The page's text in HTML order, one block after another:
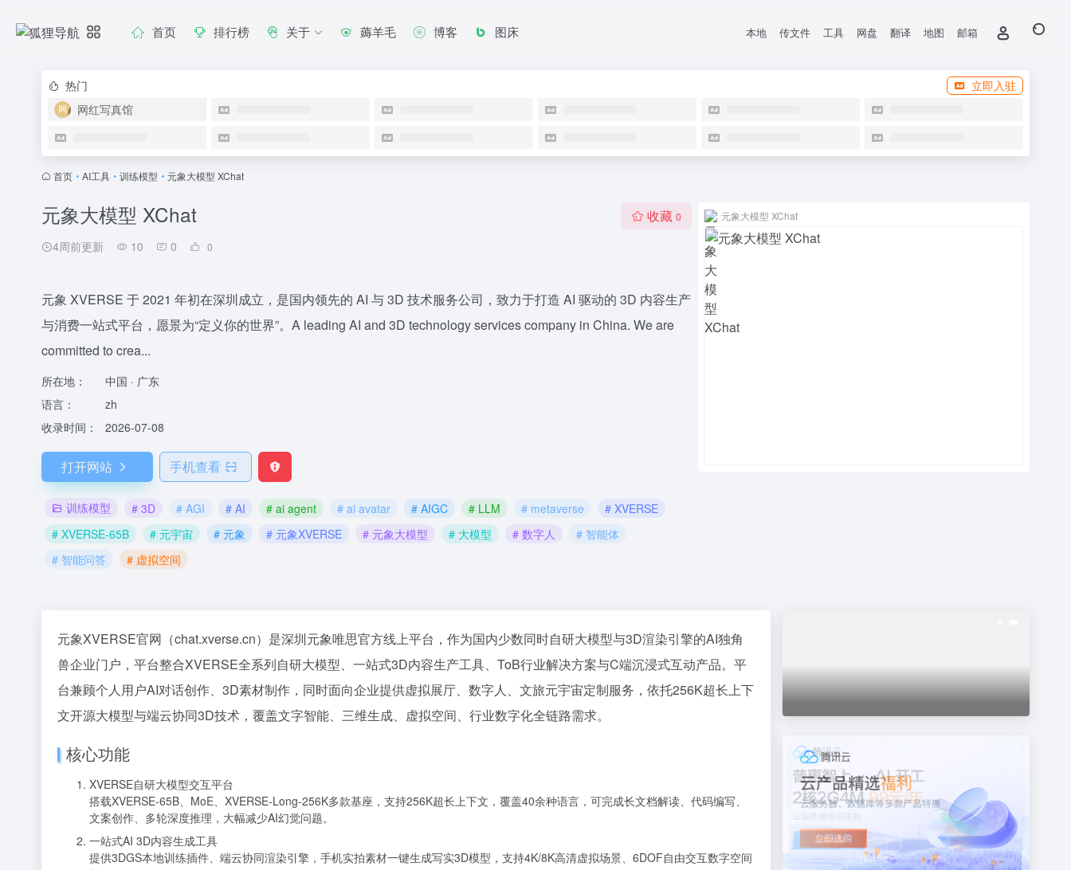
首页 排行榜 关于 薅羊毛 博客 图床 本地 传文件 工具 网盘 翻译 地图 邮箱
热门
立即入驻
网红写真馆
首页 • AI工具 • 训练模型 • 元象大模型 XChat
元象大模型 XChat
4周前更新 10 0 0
收藏 0
元象 XVERSE 于 2021 年初在深圳成立，是国内领先的 AI 与 3D 技术服务公司，致力于打造 AI 驱动的 3D 内容生产
与消费一站式平台，愿景为“定义你的世界”。A leading AI and 3D technology services company in China. We are
committed to crea...
所在地：
中国 · 广东
语言：
zh
收录时间：
2026-07-08
打开网站 手机查看
训练模型 # 3D # AGI # AI # ai agent # ai avatar # AIGC # LLM # metaverse
# XVERSE
# XVERSE-65B
# 元宇宙 # 元象 # 元象XVERSE # 元象大模型 # 大模型 # 数字人
# 智能体
# 智能问答
# 虚拟空间
元象大模型 XChat
元象XVERSE官网（chat.xverse.cn）是深圳元象唯思官方线上平台，作为国内少数同时自研大模型与3D渲染引擎的AI独角
兽企业门户，平台整合XVERSE全系列自研大模型、一站式3D内容生产工具、ToB行业解决方案与C端沉浸式互动产品。平
台兼顾个人用户AI对话创作、3D素材制作，同时面向企业提供虚拟展厅、数字人、文旅元宇宙定制服务，依托256K超长上下
文开源大模型与端云协同3D技术，覆盖文字智能、三维生成、虚拟空间、行业数字化全链路需求。
核心功能
XVERSE自研大模型交互平台
搭载XVERSE-65B、MoE、XVERSE-Long-256K多款基座，支持256K超长上下文，覆盖40余种语言，可完成长文档解读、代码编写、
文案创作、多轮深度推理，大幅减少AI幻觉问题。
一站式AI 3D内容生成工具
提供3DGS本地训练插件、端云协同渲染引擎，手机实拍素材一键生成写实3D模型，支持4K/8K高清虚拟场景、6DOF自由交互数字空间